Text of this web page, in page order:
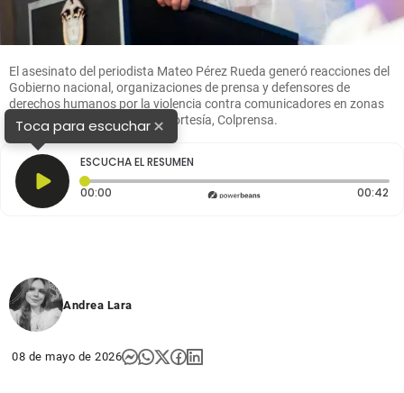
El asesinato del periodista Mateo Pérez Rueda generó reacciones del
Gobierno nacional, organizaciones de prensa y defensores de
derechos humanos por la violencia contra comunicadores en zonas
de conflicto armado. FOTO: Cortesía, Colprensa.
Toca para escuchar×
ESCUCHA EL RESUMEN
00:00 Tiempo transcurrido: 0 segundos 00:42
Andrea Lara
08 de mayo de 2026